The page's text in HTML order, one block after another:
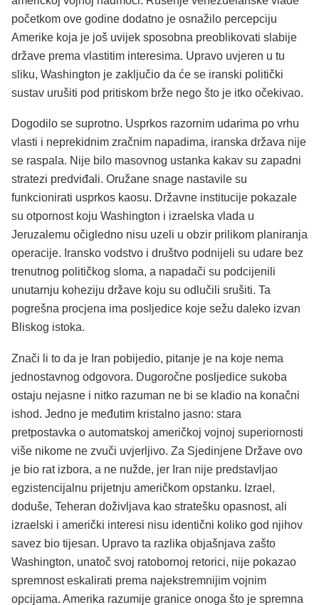
početkom ove godine dodatno je osnažilo percepciju
Amerike koja je još uvijek sposobna preoblikovati slabije
države prema vlastitim interesima. Upravo uvjeren u tu
sliku, Washington je zaključio da će se iranski politički
sustav urušiti pod pritiskom brže nego što je itko očekivao.
Dogodilo se suprotno. Usprkos razornim udarima po vrhu
vlasti i neprekidnim zračnim napadima, iranska država nije
se raspala. Nije bilo masovnog ustanka kakav su zapadni
stratezi predviđali. Oružane snage nastavile su
funkcionirati usprkos kaosu. Državne institucije pokazale
su otpornost koju Washington i izraelska vlada u
Jeruzalemu očigledno nisu uzeli u obzir prilikom planiranja
operacije. Iransko vodstvo i društvo podnijeli su udare bez
trenutnog političkog sloma, a napadači su podcijenili
unutarnju koheziju države koju su odlučili srušiti. Ta
pogrešna procjena ima posljedice koje sežu daleko izvan
Bliskog istoka.
Znači li to da je Iran pobijedio, pitanje je na koje nema
jednostavnog odgovora. Dugoročne posljedice sukoba
ostaju nejasne i nitko razuman ne bi se kladio na konačni
ishod. Jedno je međutim kristalno jasno: stara
pretpostavka o automatskoj američkoj vojnoj superiornosti
više nikome ne zvuči uvjerljivo. Za Sjedinjene Države ovo
je bio rat izbora, a ne nužde, jer Iran nije predstavljao
egzistencijalnu prijetnju američkom opstanku. Izrael,
doduše, Teheran doživljava kao stratešku opasnost, ali
izraelski i američki interesi nisu identični koliko god njihov
savez bio tijesan. Upravo ta razlika objašnjava zašto
Washington, unatoč svoj ratobornoj retorici, nije pokazao
spremnost eskalirati prema najekstremnijim vojnim
opcijama. Amerika razumije granice onoga što je spremna